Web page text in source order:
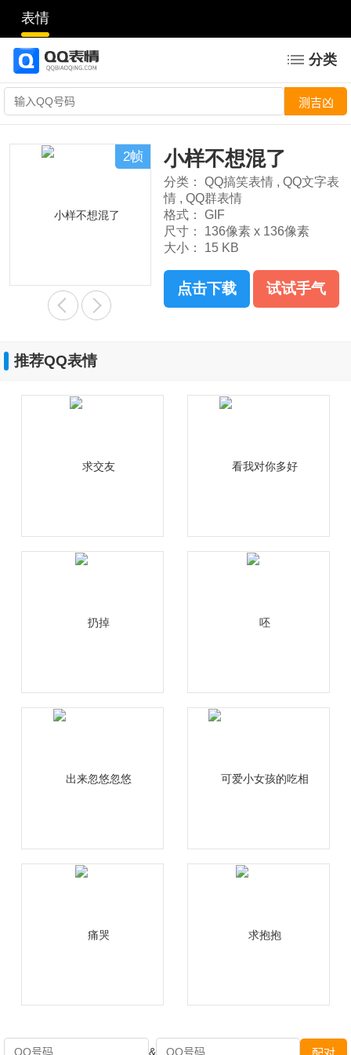
表情
分类
2帧 小样不想混了
分类： QQ搞笑表情 , QQ文字表
情 , QQ群表情
格式：
GIF
尺寸：
136像素 x 136像素
大小：
15 KB
点击下载 试试手气
推荐QQ表情